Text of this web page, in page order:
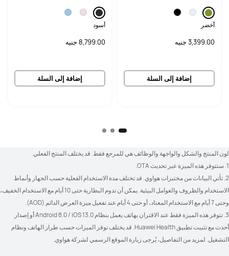
أخضر
3,399.00 جنيه
إضافة إلى السلة
أسود
8,799.00 جنيه
إضافة إلى السلة
لون المنتج والشكل والواجهة والوظائف هي للمرجع فقط. قد يختلف المنتج الفعلي.
1. ستتوفر هذه الميزة عبر تحديث OTA.
وحتى 7 أيام مع الاستخدام المعتاد، أو حتى 4 أيام عند تفعيل ميزة العرض الدائم (AOD).
التشغيل. لمزيد من التفاصيل، يُرجى زيارة الموقع الرسمي لشركة هواوي.